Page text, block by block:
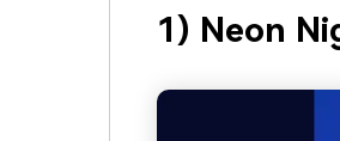
1) Neon